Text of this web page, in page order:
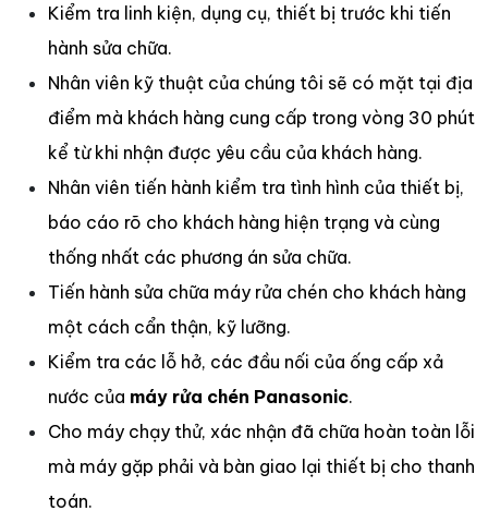
Kiểm tra linh kiện, dụng cụ, thiết bị trước khi tiến
hành sửa chữa.
Nhân viên kỹ thuật của chúng tôi sẽ có mặt tại địa
điểm mà khách hàng cung cấp trong vòng 30 phút
kể từ khi nhận được yêu cầu của khách hàng.
Nhân viên tiến hành kiểm tra tình hình của thiết bị,
báo cáo rõ cho khách hàng hiện trạng và cùng
thống nhất các phương án sửa chữa.
Tiến hành sửa chữa máy rửa chén cho khách hàng
một cách cẩn thận, kỹ lưỡng.
Kiểm tra các lỗ hở, các đầu nối của ống cấp xả
nước của máy rửa chén Panasonic.
Cho máy chạy thử, xác nhận đã chữa hoàn toàn lỗi
mà máy gặp phải và bàn giao lại thiết bị cho thanh
toán.